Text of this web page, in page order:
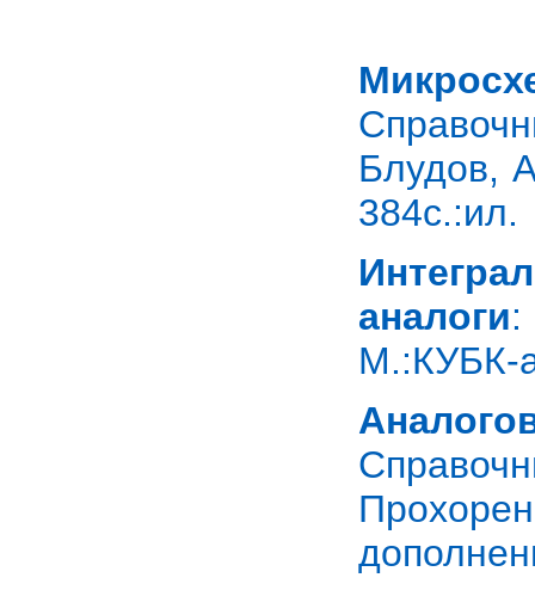
Блудов,
384с.:ил.
аналоги
М.:КУБК-